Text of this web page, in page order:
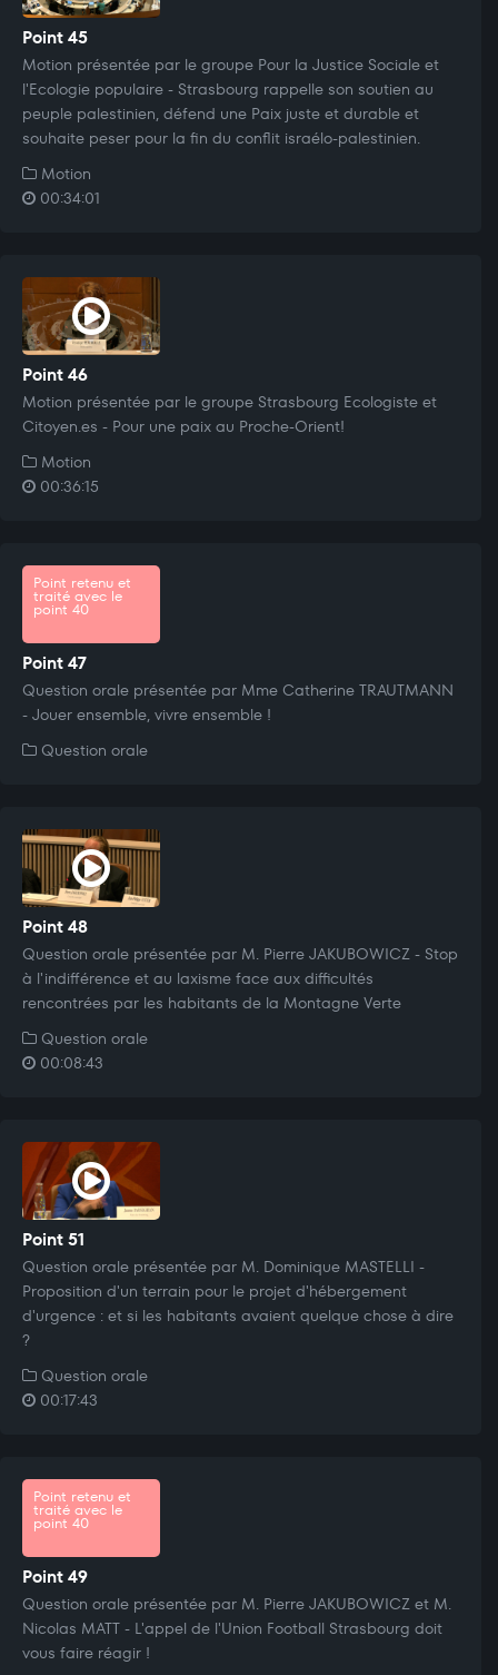
Point 45
Motion présentée par le groupe Pour la Justice Sociale et
l'Ecologie populaire - Strasbourg rappelle son soutien au
peuple palestinien, défend une Paix juste et durable et
souhaite peser pour la fin du conflit israélo-palestinien.
Motion
00:34:01
Point 46
Motion présentée par le groupe Strasbourg Ecologiste et
Citoyen.es - Pour une paix au Proche-Orient!
Motion
00:36:15
Point retenu et
traité avec le
point 40
Point 47
Question orale présentée par Mme Catherine TRAUTMANN
- Jouer ensemble, vivre ensemble !
Question orale
Point 48
Question orale présentée par M. Pierre JAKUBOWICZ - Stop
à l'indifférence et au laxisme face aux difficultés
rencontrées par les habitants de la Montagne Verte
Question orale
00:08:43
Point 51
Question orale présentée par M. Dominique MASTELLI -
Proposition d'un terrain pour le projet d'hébergement
d'urgence : et si les habitants avaient quelque chose à dire
?
Question orale
00:17:43
Point retenu et
traité avec le
point 40
Point 49
Question orale présentée par M. Pierre JAKUBOWICZ et M.
Nicolas MATT - L'appel de l'Union Football Strasbourg doit
vous faire réagir !